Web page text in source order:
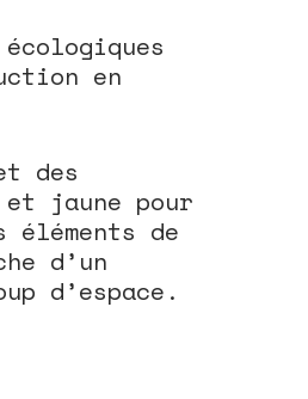
en
des
jaune pour
de
d’un
d’espace.